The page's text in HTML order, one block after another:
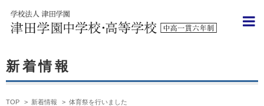
新着情報
TOP > 新着情報 > 体育祭を行いました